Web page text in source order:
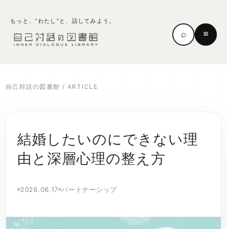
もっと、“わたし”と、話してみよう。
⌕ ≡
自己対話の図書館 / ARTICLE
結婚したいのにできない理
由と深層心理の整え方
2026.06.17 パートナーシップ